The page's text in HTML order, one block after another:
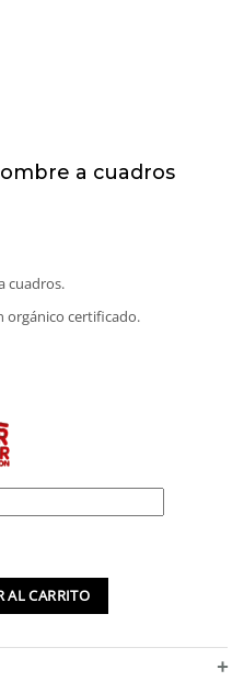
a cuadros
cuadros.
orgánico certificado.
AL CARRITO
+